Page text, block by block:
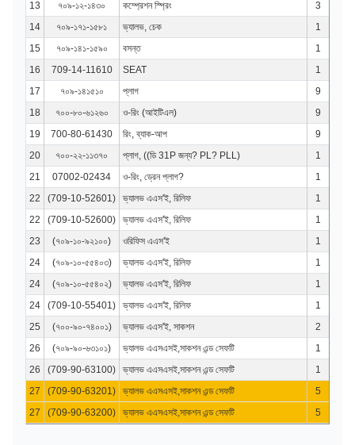
13 ৭০৯-১২-১৪৩০ কম্প্রেশন স্প্রিং
3
14
৭০৯-১৭১-১৫৮১ ভ্যালভ, চেক
1
15
৭০৯-১৪১-১৫৯০ বসন্ত
1
16
709-14-11610 SEAT
1
17
৭০৯-১৪১৫১০ প্লাগ
9
18
৭০০-৮০-৬১২৬০ ও-রিং (আইটিএল)
9
19
700-80-61430 রিং, ব্যাক-আপ
9
20
৭০০-২২-১১৩৭০ প্লাগ, ((ডি 31P জন্য? PL? PLL)
1
21
07002-02434 ও-রিং, ড্রেন প্লাগ?
1
22
(709-10-52601) ভ্যালভ এএস'ই, রিলিফ
1
22
(709-10-52600) ভ্যালভ এএস'ই, রিলিফ
1
23
(৭০৯-১০-৯২১০০) ওরিফিস এএস'ই
1
24
(৭০৯-১০-৫৫৪০৩) ভ্যালভ এএস'ই, রিলিফ
1
24
(৭০৯-১০-৫৫৪০২) ভ্যালভ এএস'ই, রিলিফ
1
24
(709-10-55401) ভ্যালভ এএস'ই, রিলিফ
1
25
(৭০০-৯০-৭৪০০১) ভ্যালভ এএস'ই, সাকশন
2
26
(৭০৯-৯০-৬৩১০১) ভ্যালভ এএসএসই,সাকশন এন্ড সেফটি
1
26
(709-90-63100) ভ্যালভ এএসএসই,সাকশন এন্ড সেফটি
1
27
(709-90-63201) ভ্যালভ এএসএসই,সাকশন এন্ড সেফটি
5
27
(709-90-63200) ভ্যালভ এএসএসই,সাকশন এন্ড সেফটি 5